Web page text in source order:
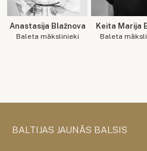
Anastasija Blažnova
Baleta mākslinieki
Keita Marija
Baleta
BALTIJAS JAUNĀS BALSIS